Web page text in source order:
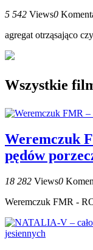
5 542 Views0
agregat otrząsająco
Wszystkie
Weremczuk
pędów
18 282 Views0
Weremczuk FMR -